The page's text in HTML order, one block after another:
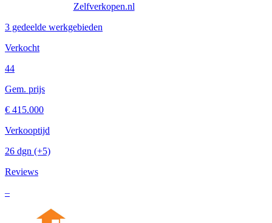
Zelfverkopen.nl
3 gedeelde werkgebieden
Verkocht
44
Gem. prijs
€ 415.000
Verkooptijd
26 dgn (+5)
Reviews
–